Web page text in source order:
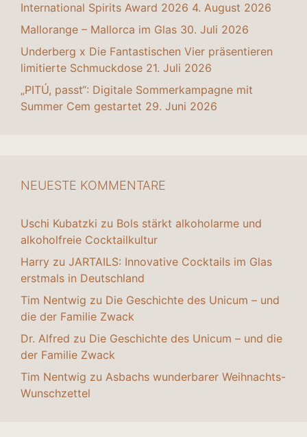
International Spirits Award 2026 4. August 2026
Mallorange – Mallorca im Glas 30. Juli 2026
Underberg x Die Fantastischen Vier präsentieren
limitierte Schmuckdose 21. Juli 2026
„PITÚ, passt“: Digitale Sommerkampagne mit
Summer Cem gestartet 29. Juni 2026
NEUESTE KOMMENTARE
Uschi Kubatzki zu Bols stärkt alkoholarme und
alkoholfreie Cocktailkultur
Harry zu JARTAILS: Innovative Cocktails im Glas
erstmals in Deutschland
Tim Nentwig zu Die Geschichte des Unicum – und
die der Familie Zwack
Dr. Alfred zu Die Geschichte des Unicum – und die
der Familie Zwack
Tim Nentwig zu Asbachs wunderbarer Weihnachts-
Wunschzettel